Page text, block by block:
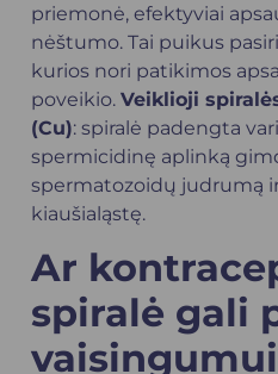
priemonė, efektyviai
nėštumo. Tai puikus
kurios nori patikimos
poveikio. Veiklioji
(Cu): spiralė padengta
spermicidinę aplinką
spermatozoidų judrumą
kiaušialąstę.
Ar
spiralė gali